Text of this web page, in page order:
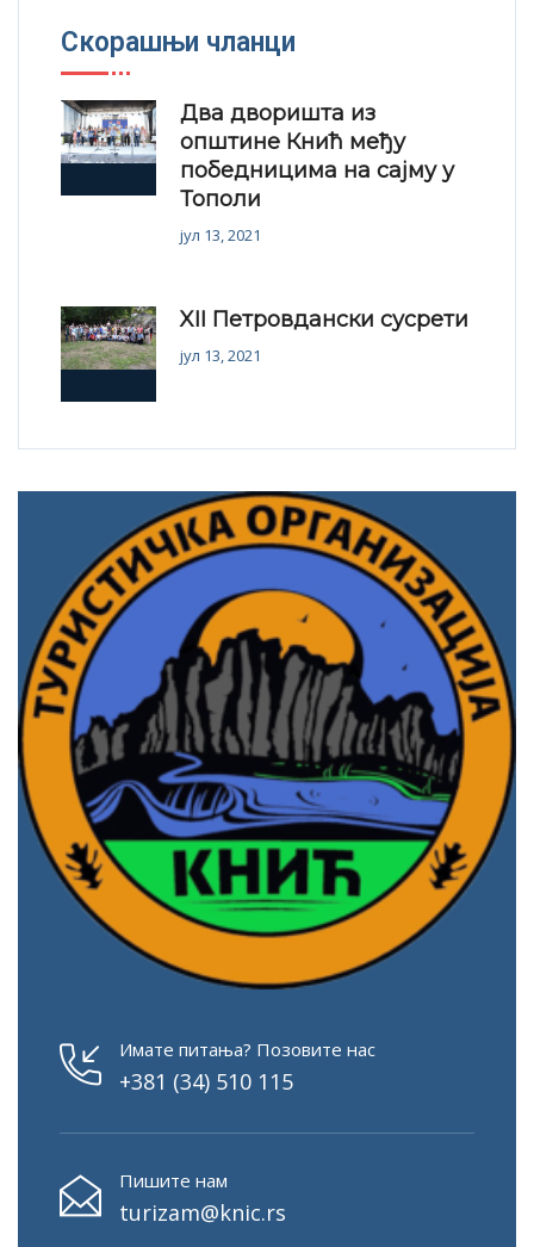
Скорашњи чланци
Два дворишта из
општине Кнић међу
победницима на сајму у
Тополи
јул 13, 2021
XII Петровдански сусрети
јул 13, 2021
Имате питања? Позовите нас
+381 (34) 510 115
Пишите нам
turizam@knic.rs